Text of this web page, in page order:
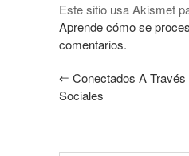
Este sitio usa Akismet
Aprende cómo se
comentarios.
⇐ Conectados A
Sociales